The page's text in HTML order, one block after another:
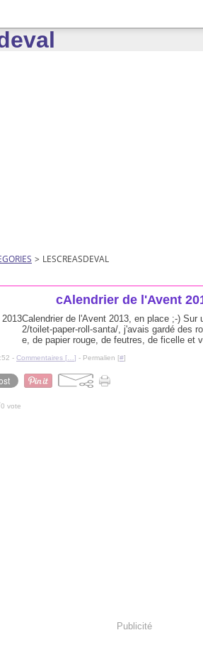
> LESCREASDEVAL
cAlendrier de l'Avent
Calendrier de l'Avent 2013, en place ;-)
2/toilet-paper-roll-santa/, j'avais gardé des
e, de papier rouge, de feutres, de ficelle et
- Commentaires [ ] - Permalien [#]
0 vote
Publicité